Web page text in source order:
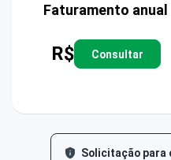
Faturamento anual
R$ Consultar
Solicitação para